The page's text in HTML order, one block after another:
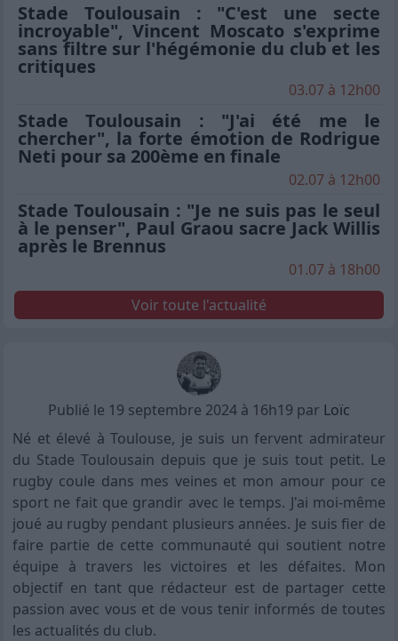
Stade Toulousain : "C'est une secte
incroyable", Vincent Moscato s'exprime
sans filtre sur l'hégémonie du club et les
critiques
03.07 à 12h00
Stade Toulousain : "J'ai été me le
chercher", la forte émotion de Rodrigue
Neti pour sa 200ème en finale
02.07 à 12h00
Stade Toulousain : "Je ne suis pas le seul
à le penser", Paul Graou sacre Jack Willis
après le Brennus
01.07 à 18h00
Voir toute l'actualité
Publié le 19 septembre 2024 à 16h19 par Loïc
Né et élevé à Toulouse, je suis un fervent admirateur
du Stade Toulousain depuis que je suis tout petit. Le
rugby coule dans mes veines et mon amour pour ce
sport ne fait que grandir avec le temps. J'ai moi-même
joué au rugby pendant plusieurs années. Je suis fier de
faire partie de cette communauté qui soutient notre
équipe à travers les victoires et les défaites. Mon
objectif en tant que rédacteur est de partager cette
passion avec vous et de vous tenir informés de toutes
les actualités du club.